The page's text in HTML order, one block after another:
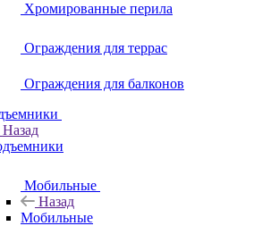
Хромированные перила
Ограждения для террас
Ограждения для балконов
Назад
Мобильные
Назад
Мобильные